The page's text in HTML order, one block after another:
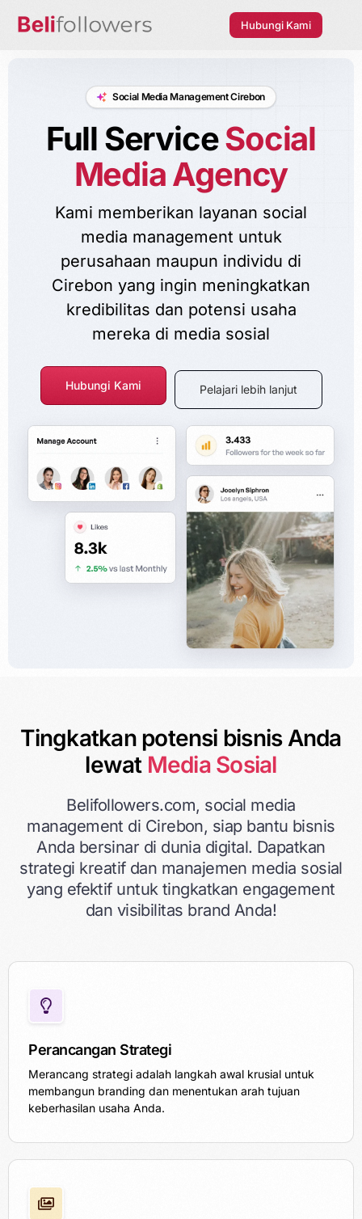
Hubungi Kami
Social Media Management Cirebon
Full ServiceSocial
Media Agency
Kami memberikan layanan social
media management untuk
perusahaan maupun individu di
Cirebon yang ingin meningkatkan
kredibilitas dan potensi usaha
mereka di media sosial
Hubungi Kami Pelajari lebih lanjut
Tingkatkan potensi bisnis Anda
lewat Media Sosial
Belifollowers.com, social media
management di Cirebon, siap bantu bisnis
Anda bersinar di dunia digital. Dapatkan
strategi kreatif dan manajemen media sosial
yang efektif untuk tingkatkan engagement
dan visibilitas brand Anda!
Perancangan Strategi
Merancang strategi adalah langkah awal krusial untuk
membangun branding dan menentukan arah tujuan
keberhasilan usaha Anda.